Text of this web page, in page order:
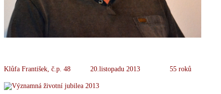
Klůfa František, č.p. 48 20.listopadu 2013 55 roků